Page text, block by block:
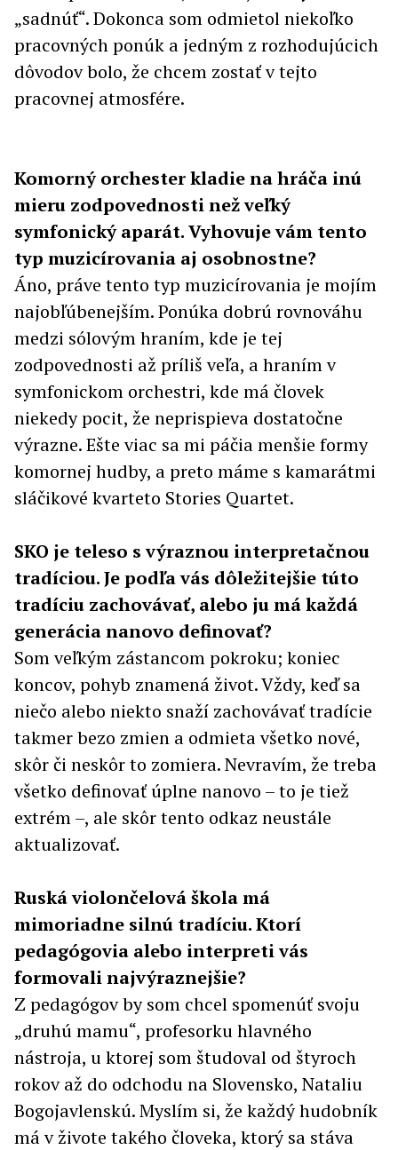
„sadnúť“. Dokonca som odmietol niekoľko
pracovných ponúk a jedným z rozhodujúcich
dôvodov bolo, že chcem zostať v tejto
pracovnej atmosfére.
Komorný orchester kladie na hráča inú
mieru zodpovednosti než veľký
symfonický aparát. Vyhovuje vám tento
typ muzicírovania aj osobnostne?
Áno, práve tento typ muzicírovania je mojím
najobľúbenejším. Ponúka dobrú rovnováhu
medzi sólovým hraním, kde je tej
zodpovednosti až príliš veľa, a hraním v
symfonickom orchestri, kde má človek
niekedy pocit, že neprispieva dostatočne
výrazne. Ešte viac sa mi páčia menšie formy
komornej hudby, a preto máme s kamarátmi
sláčikové kvarteto Stories Quartet.
SKO je teleso s výraznou interpretačnou
tradíciou. Je podľa vás dôležitejšie túto
tradíciu zachovávať, alebo ju má každá
generácia nanovo definovať?
Som veľkým zástancom pokroku; koniec
koncov, pohyb znamená život. Vždy, keď sa
niečo alebo niekto snaží zachovávať tradície
takmer bezo zmien a odmieta všetko nové,
skôr či neskôr to zomiera. Nevravím, že treba
všetko definovať úplne nanovo – to je tiež
extrém –, ale skôr tento odkaz neustále
aktualizovať.
Ruská violončelová škola má
mimoriadne silnú tradíciu. Ktorí
pedagógovia alebo interpreti vás
formovali najvýraznejšie?
Z pedagógov by som chcel spomenúť svoju
„druhú mamu“, profesorku hlavného
nástroja, u ktorej som študoval od štyroch
rokov až do odchodu na Slovensko, Nataliu
Bogojavlenskú. Myslím si, že každý hudobník
má v živote takého človeka, ktorý sa stáva